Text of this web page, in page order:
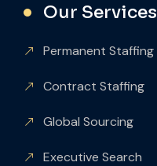
Our Services
Permanent Staffing
Contract Staffing
Global Sourcing
Executive Search